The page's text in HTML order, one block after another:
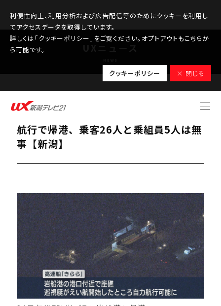
利便性向上、利用分析および広告配信等のためにクッキーを利用し
てアクセスデータを取得しています。
詳しくは「クッキーポリシー」をご覧ください。オプトアウトもこちらか
ら可能です。
クッキーポリシー × 閉じる
2026.03.24
【続報】座礁した高速船「きらら」自力
航行で帰港、乗客26人と乗組員5人は無
事【新潟】